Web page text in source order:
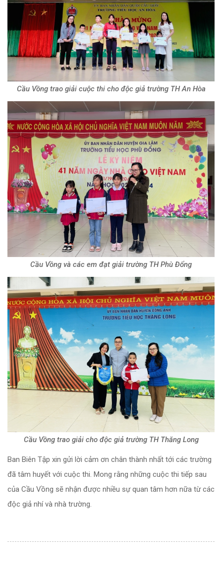
Cầu Vồng trao giải cuộc thi cho độc giả trường TH An Hòa
Cầu Vồng và các em đạt giải trường TH Phù Đổng
Cầu Vồng trao giải cho độc giả trường TH Thăng Long
Ban Biên Tập xin gửi lời cảm ơn chân thành nhất tới các trường
đã tâm huyết với cuộc thi. Mong rằng những cuộc thi tiếp sau
của Cầu Vồng sẽ nhận được nhiều sự quan tâm hơn nữa từ các
độc giả nhí và nhà trường.